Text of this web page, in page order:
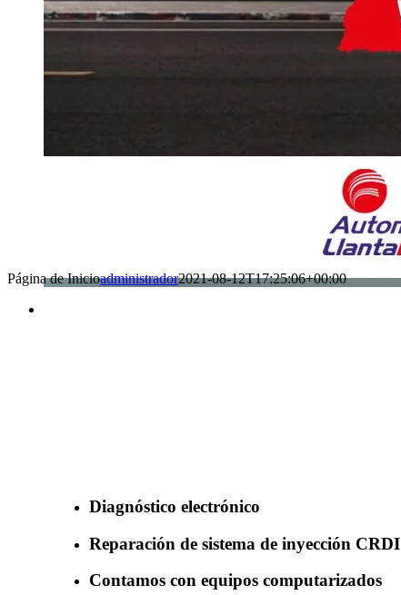
Página de Inicioadministrador2021-08-12T17:25:06+00:00
Diagnóstico electrónico
Reparación de sistema de inyección CRDI
Contamos con equipos computarizados